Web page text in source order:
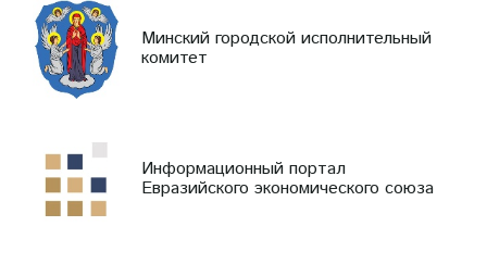
Минский городской исполнительный
комитет
Информационный портал
Евразийского экономического союза